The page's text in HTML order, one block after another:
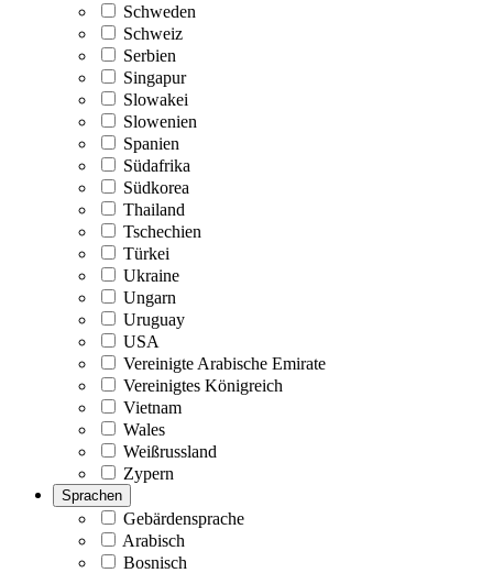
Schweden
Schweiz
Serbien
Singapur
Slowakei
Slowenien
Spanien
Südafrika
Südkorea
Thailand
Tschechien
Türkei
Ukraine
Ungarn
Uruguay
USA
Vereinigte Arabische Emirate
Vereinigtes Königreich
Vietnam
Wales
Weißrussland
Zypern
Sprachen
Gebärdensprache
Arabisch
Bosnisch